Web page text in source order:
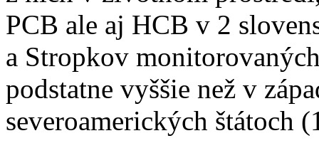
PCB ale aj HCB v 2
a Stropkov
podstatne vyššie než v
severoamerických štátoch